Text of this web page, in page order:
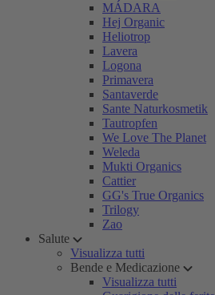
MÁDARA
Hej Organic
Heliotrop
Lavera
Logona
Primavera
Santaverde
Sante Naturkosmetik
Tautropfen
We Love The Planet
Weleda
Mukti Organics
Cattier
GG's True Organics
Trilogy
Zao
Salute
Visualizza tutti
Bende e Medicazione
Visualizza tutti